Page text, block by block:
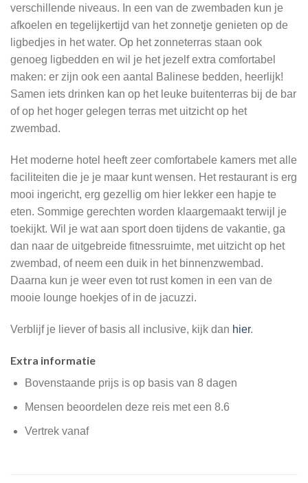
verschillende niveaus. In een van de zwembaden kun je
afkoelen en tegelijkertijd van het zonnetje genieten op de
ligbedjes in het water. Op het zonneterras staan ook
genoeg ligbedden en wil je het jezelf extra comfortabel
maken: er zijn ook een aantal Balinese bedden, heerlijk!
Samen iets drinken kan op het leuke buitenterras bij de bar
of op het hoger gelegen terras met uitzicht op het
zwembad.
Het moderne hotel heeft zeer comfortabele kamers met alle
faciliteiten die je je maar kunt wensen. Het restaurant is erg
mooi ingericht, erg gezellig om hier lekker een hapje te
eten. Sommige gerechten worden klaargemaakt terwijl je
toekijkt. Wil je wat aan sport doen tijdens de vakantie, ga
dan naar de uitgebreide fitnessruimte, met uitzicht op het
zwembad, of neem een duik in het binnenzwembad.
Daarna kun je weer even tot rust komen in een van de
mooie lounge hoekjes of in de jacuzzi.
Verblijf je liever of basis all inclusive, kijk dan hier.
Extra informatie
Bovenstaande prijs is op basis van 8 dagen
Mensen beoordelen deze reis met een 8.6
Vertrek vanaf